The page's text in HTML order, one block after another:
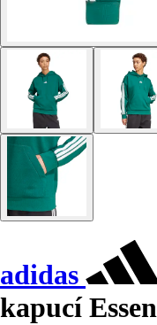
adidas
kapucí